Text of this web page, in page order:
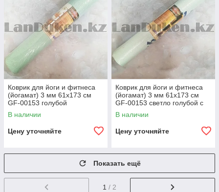
Коврик для йоги и фитнеса
(йогамат) 3 мм 61х173 см
GF-00153 голубой
В наличии
Цену уточняйте
Коврик для йоги и фитнеса
(йогамат) 3 мм 61х173 см
GF-00153 светло голубой с
надписью
В наличии
Цену уточняйте
Показать ещё
1 / 2